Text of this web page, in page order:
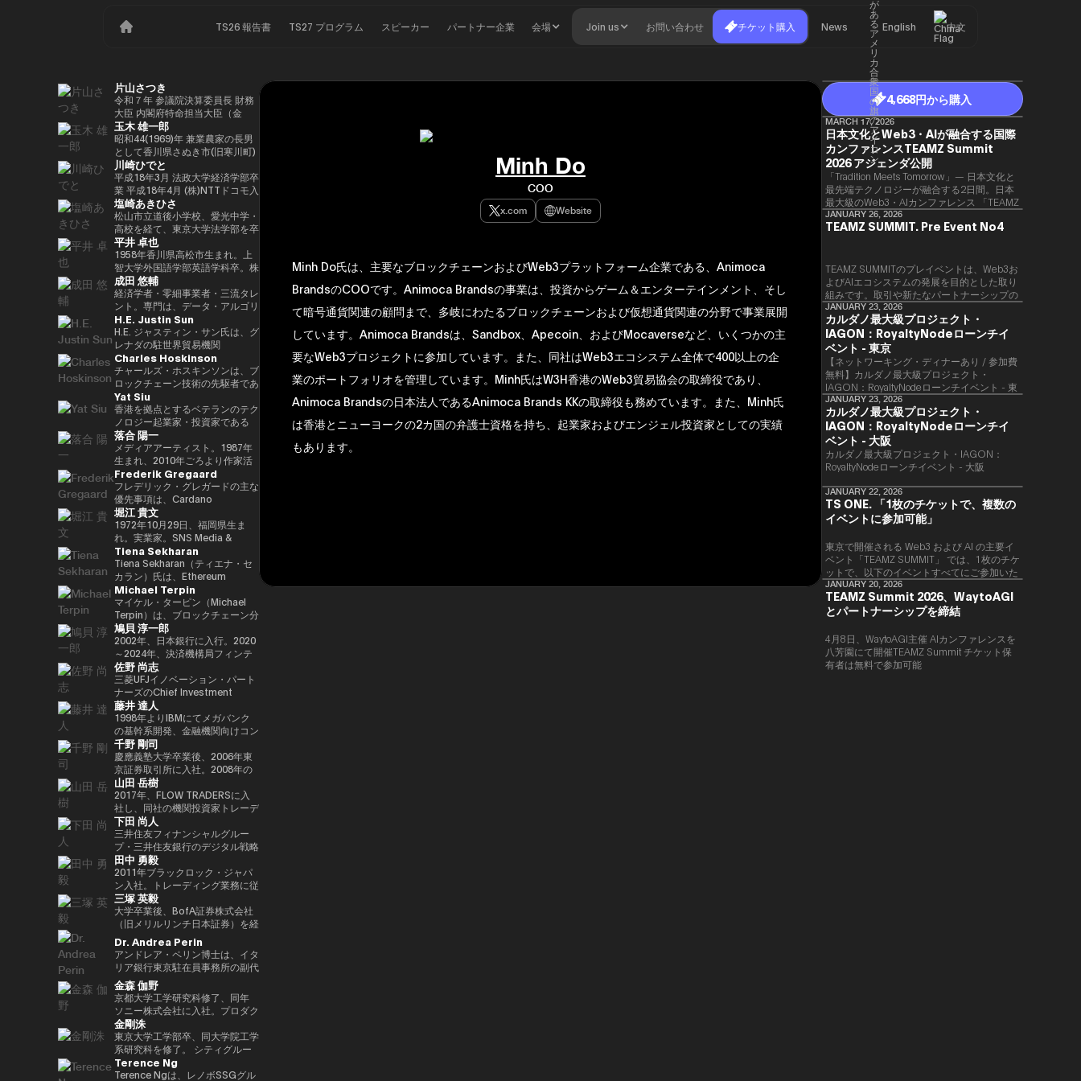
TS26 報告書 TS27 プログラム スピーカー パートナー企業 会場 Join us お問い合わせ チケット購入 News English 中文
片山さつき
令和７年 参議院決算委員長 財務
大臣 内閣府特命担当大臣（金
融） 租税特別措置・補助金見直
し担当 （高市内閣）
玉木 雄一郎
昭和44(1969)年 兼業農家の長男
として香川県さぬき市(旧寒川町)
に生まれる 昭和63(1988)年 高松
高校卒業 平成5(1993)年 東京大
学法学部卒業、同年大蔵省入省
※1 平成9(1997)年 米国ハーバー
ド大学大学院(ケネディースクー
ル)修了 平成17(2005)年 財務省を
退職し、第44回衆院選に立候
補。70,177票を得るも惜敗 平成
21(2009)年 4年間の浪人生活を経
て、第45回衆院選で109,863票を
得て初当選 平成24(2012)年 第46
回衆院選で79,153票を得て2期目
当選 平成26(2014)年 第47回衆院
選で78,797票を得て3期目当選 平
成28(2016)年 民進党代表選に出
馬。党幹事長代理を拝命 平成
29(2017)年 第48回衆院選で
82,345票を得て4期目当選(希望
の党公認、香川2区) 希望の党共
同代表選に出馬。希望の党代表
(11月〜) 平成30(2018)年 国民民
主党共同代表(5月~9月) 国民民主
党代表(9月~) 令和2(2020)年 分党
を経て新国民民主党設立、代表に
就任(9月) 令和3(2021)年 第49回
衆院選で94,530票を得て5期目当
選 令和6(2024)年 第50回衆院選
で89,899票を得て6期目当選
2025.05.01 現在 ※1 1993年4月
~2005年8月 大蔵省(現・財務省)
在職 1997年7月~1999年6月 外務
省出向(中近東第一課) 2000年7月
~2001年6月 金融庁 証券取引等監
視委員会 2001年7月~2002年6月
国税庁 大阪国税局総務課長 2002
年7月~2005年6月 内閣府出向(特
命担当大臣秘書専門官) 2005年7
月~2005年8月 財務省主計局主査
川崎ひでと
平成18年3月 法政大学経済学部卒
業 平成18年4月 (株)NTTドコモ入
社 平成29年8月 衆議院議員川崎
二郎秘書 令和3年10月 第49回衆
議院議員総選挙において初当選
令和6年10月 第50回衆議院議員
総選挙において2期目の当選 令和
6年11月 総務大臣政務官（第二次
石破内閣） 令和7年10月 デジタ
ル大臣政務官、内閣府大臣政務官
（第1次高市内閣） 令和8年2月
デジタル大臣政務官、内閣府大臣
政務官（第2次高市内閣）
塩崎あきひさ
松山市立道後小学校、愛光中学・
高校を経て、東京大学法学部を卒
業後、長島・大野・常松法律事務
所のパートナー弁護士。 2021
年、衆議院総選挙（愛媛1区）に
て初当選。元厚労大臣政務官。党
内では、副幹事長を経験した後、
国会対策副委員長に就任。インテ
リジェンス戦略本部、科学技術イ
ノベーション戦略本部、AI・
Web3小委員会の各事務局長。
平井 卓也
1958年香川県高松市生まれ。上
智大学外国語学部英語学科卒。株
式会社電通、西日本放送代表取締
役社長等を経て、2000年、第42
回衆議院選挙で初当選。以来、連
続10回当選。自民党経産・総務
部会長、政務調査会副会長、内閣
府（IT担当）大臣政務官、国土交
通副大臣、内閣常任委員長等を歴
任し、自民党IT戦略特命委員会委
員長として、自民党のIT政策を主
導。平成30年10月第4次安倍改造
内閣にてIT担当大臣、内閣府特命
担当(科学技術・知的財産戦略・
クールジャパン戦略・宇宙政策)
大臣就任。令和2年菅内閣にてデ
ジタル改革担当大臣就任。令和3
年初代デジタル大臣就任。現在、
デジタル社会推進本部長。
成田 悠輔
経済学者・零細事業者・三流タレ
ント。専門は、データ・アルゴリ
ズム・ポエム・思想を組み合わせ
たビジネスと公共政策の想像とデ
ザイン。多分野の学術誌・学会に
研究を発表、多くの企業や自治体
と共同事業を行う。報道・討論・
お笑い・アート・ファッションな
ど多様な動画や雑誌の企画や出演
にも関わる。著書『22世紀の資
本主義：やがてお金は絶滅する』
『22世紀の民主主義：選挙はア
ルゴリズムになり、政治家はネコ
になる』、番組「成田悠輔と愛す
べき非生産性の世界」「夜明け前
のPLAYERS」「成田悠輔の聞か
れちゃいけない話」「walk」
「書く気がおきない」など。
H.E. Justin Sun
H.E. ジャスティン・サン氏は、グ
レナダの駐世界貿易機関
（WTO）大使および元常駐代表
であり、世界をリードするブロッ
クチェーンおよびDAOである
TRON の創設者、さらに世界最
大級の暗号資産取引所の一つ
HTX のアドバイザーを務めてい
ます。 アリババ創業者ジャッ
ク・マー氏の薫陶を受けた人物と
しても知られ、2025年4月には、
グローバルなデジタル資産業界で
最も著名かつ影響力のある人物の
一人として Forbes誌 の表紙を飾
りました。 また、Forbes「30
Under 30（コンシューマー・テ
クノロジー部門）」に複数回選出
されるなど、国際的に高い評価を
受けています。 2025年8月に
は、Blue Origin の NS-34ミッシ
ョン に搭乗し、世界で712人目の
宇宙飛行士として宇宙へ渡航しま
した。 その関心分野は、テクノ
ロジー、投資、アート、慈善活
動、ゲーム、そして宇宙探査に及
びます。
Charles Hoskinson
チャールズ・ホスキンソンは、ブ
ロックチェーン技術の先駆者であ
り、分散型プラットフォーム「カ
ルダノ（Cardano）」の創設者
です。元々はイーサリアムの共同
創設者の一人でもあり、数理論理
学と暗号学に強い背景を持ってい
ます。カルダノは学術的な研究と
ピアレビューに基づいて開発され
たことが特徴で、金融包摂とスマ
ートコントラクトの普及を目指し
ています。現在はInput Output
Global（IOG）のCEOとしてカ
ルダノの技術開発を主導していま
す。
Yat Siu
香港を拠点とするベテランのテク
ノロジー起業家・投資家である
Yat Siu氏は、Animoca Brands
の共同創業者兼エグゼクティブ・
チェアマンです。Animoca
Brandsは、世界的なブロックチ
ェーンおよびゲーム分野のリーダ
ー企業であり、世界中のゲーマー
やインターネット利用者にデジタ
ル上の財産権を提供することを使
命としています。これにより、新
たな資産クラス、Play-and-Earn
経済、そしてオープン・メタバー
スの構築に寄与する、より公平な
デジタルの枠組みの実現を目指し
ています。 Yat氏は1990年に
Atari Germanyでキャリアをスタ
ートさせました。1995年には香
港に移り、アジア初の無料ウェブ
ページおよび無料メールサービス
提供企業であるHong Kong
Cybercity/Freenationを設立し
ました。1998年には、多言語対
応のホワイトラベルWebサービ
スの先駆者として高く評価された
Outblazeを設立しました。2009
年にはOutblazeのメッセージン
グ事業をIBMに売却し、その後
Outblazeを、デジタルエンター
テインメント分野のサービスや製
品を開発するプロジェクトや企業
を育成するインキュベーターへと
転換しました。そのインキュベー
ト企業のひとつが、2014年に設
立されたAnimoca Brandsです。
2017年には、従来の教育システ
ムではあまり重視されてこなかっ
た発散的思考やデザイン思考など
のスキルを育む放課後型デジタル
ラボ、Dalton Learning Labを設
立しました。また、テクノロジー
における社会的意義のある課題を
研究するOutblazeのリサーチ部
門、ThinkBlazeの創設者でもあ
ります。 2018年以降、Yat氏は
ゲーム業界におけるブロックチェ
ーンおよびNFT（非代替性トーク
ン）の活用を早期から提唱してき
ました。これにより、ゲーマーは
ゲーム内資産やデータ、ひいては
価値そのものを真に所有できるよ
うになると考えられています。分
散型アプリケーションとデジタル
落合 陽一
メディアアーティスト。1987年
生まれ、2010年ごろより作家活
動を始める。境界領域における物
化や変換、質量への憧憬をモチー
フに作品を展開。筑波大学/東京
大学准教授、2025年日本国際博
覧会（大阪・関西万博）テーマ事
業プロデューサー。写真集「質量
への憧憬（amana・2019）」
NFT作品「Re-Digitalization of
Waves(foundation・2021)」な
ど。2016年PrixArsElectronica栄
誉賞 、EUよりSTARTSPrize受
賞、
2019SXSWCreativeExperienceARROWAwards
受賞。Apollo Magazine 40
UNDER 40 ART andTECH、
Asia Digital Art Award優秀賞、
文化庁メディア芸術祭アート部門
審査委員会推薦作品多数。
Frederik Gregaard
フレデリック・グレガードの主な
優先事項は、Cardano
Foundation における導入戦略を
推進し、各ミッションの統合およ
び実行を主導するとともに、
Cardano を活用した包括的かつ
公平な成長を実現するための迅速
な価値創出を可能にすることで
す。 同財団に参画する以前は、
スイスおよびスカンジナビア諸国
において17年以上にわたり、プ
ロフェッショナルサービスおよび
金融業界に従事し、資本市場、デ
ジタル資産運用、プライベートバ
ンキング、トレーディング・イン
フラストラクチャー分野に注力し
てきました。
堀江 貴文
1972年10月29日、福岡県生ま
れ。実業家。SNS Media &
Consulting株式会社 ファウンダ
ー。 現在はロケット開発や、ア
プリのプロデュース、また予防医
療普及協会として予防医療を啓蒙
する等 様々な分野で活動する。
会員制オンラインサロン『堀江貴
文イノベーション大学校
（HIU）』では、700名近い会員
とともに多彩なプロジェクトを展
開している。
http://salon.horiemon.com 著
書 『金を使うならカラダに使
え。』『ＣｈａｔＧＰＴ ｖｓ．
未来のない仕事をする人たち』
『２０３５ １０年後のニッポ
ン ホリエモンの未来予測大全』
など
Tiena Sekharan
Tiena Sekharan（ティエナ・セ
カラン）氏は、Ethereum
Foundationのアジア太平洋
（APAC）地域におけるHead of
Institutionsを務めており、エン
タープライズ分野での導入推進を
通じてEthereumエコシステムの
発展をリードしています。 キャ
リアは伝統的な金融業界からスタ
ートし、Lehman Brothers、
BNP Paribas、JPMorganなどで
要職を歴任しました。 Ethereum
Foundation参画前は、
JPMorganのブロックチェーン部
門であるKinexysに所属し、JPM
CoinやTokenized Depositsなど
のプロダクト推進を担当していま
した。
Michael Terpin
マイケル・ターピン（Michael
Terpin）は、ブロックチェーン分
野の投資およびアドバイザリー会
社 Transform Ventures の創業者
兼CEOであり、また Supercycle
Genesis Partners, LP のCEO兼
最高投資責任者（CIO）を務めて
いる。同ファンドは、ビットコイ
ン専業としては世界初のアルゴリ
ズム型暗号資産ヘッジファンドで
あり、各サイクルの高値でビット
コインを売却し、底値でより多く
を買い戻すという投資仮説を掲げ
ている。 ターピンは35年以上に
わたり連続起業家および投資家と
して活躍してきた、極めて経験豊
富なエグゼクティブであり、数多
くの成功したイグジットを実現し
てきた。その実績を背景に、プエ
ルトリコを拠点とするファミリー
オフィス Transform Capital を
設立している。 また、ビットコ
インの初期投資家かつ思想的リー
ダー（thought leader）として
も知られ、Ethereum や Tether
を含む主要ブロックチェーンプロ
ジェクトの初期マーケティングお
よびアドバイザリーに関与した人
物である。こうした功績から、
CNBC により「クリプト界のゴ
ッドファーザー（the Godfather
of Crypto）」と称されている。
2013年には BitAngels を、2014
年には BitAngels Fund 1 を共同
設立。同ファンドは、イーサリア
ムのクラウドセールにおいて、1
トークン30セントという価格で
100万ドルを投資したことで知ら
鳩貝 淳一郎
2002年、日本銀行に入行。2020
～2024年、決済機構局フィンテ
ックグループ長。2024〜2025
年、FinTech副センター長、デジ
タル通貨検証グループ長。2025
年7月より出向し、現職。2025年
4月より東京大学大学院経済学研
究科CARF招聘研究員。 訳書に
『ビットコインとブロックチェー
ン：暗号通貨を支える技術』
（NTT出版）、『マスタリン
グ・イーサリアム ―スマートコ
ントラクトとDAppの構築』（オ
ライリージャパン）など。共著に
『Web3の未解決問題』（日経
BP）、『Web3・暗号資産 13
人の未来予測』（朝日新聞出
版）。
佐野 尚志
三菱UFJイノベーション・パート
ナーズのChief Investment
Officerとして、AUM 800億円の
ファンドにおいて日・米・アジア
を中心にスタートアップ出資と事
業開発の責任者を担う。MUIP参
画以前は独立系VCのGlobal
Brainにて、国内外スタートアッ
プ投資やCVCの運営に従事。そ
れ以前はソニーにて、技術投資や
JV設立等の新規事業プロジェク
トのファイナンス、またリテール
エナジー事業のカテゴリー責任者
として、海外事業を運営。
藤井 達人
1998年よりIBMにてメガバンク
の基幹系開発、金融機関向けコン
サル業務に従事。 Microsoftを経
てMUFGのイノベーション事業に
参画しDXプロジェクトをリー
ド。 auフィナンシャルホールデ
ィングスにて執行役員チーフデジ
タルオフィサー兼IT統括部長、
Microsoftで業務執行役員 金融イ
ノベーション本部長を務めた後、
現職。 一般社団法人
FINOVATORS設立。2021年より
日本ブロックチェーン協会理事就
任。同志社大卒、東大EMP第17
期修了。
千野 剛司
慶應義塾大学卒業後、2006年東
京証券取引所に入社。2008年の
金融危機以降、債務不履行管理プ
ロセスの改良プロジェクトに参画
し、日本証券クリアリング機構に
てOTCデリバティブ（クレジッ
ト・デフォルト・スワップおよび
金利スワップ）の清算プロジェク
トを主導するとともに、日本取引
所グループの清算決済分野の経営
企画を担当。2016年より
PwCJapanのCEO Office（経営
企画）にて、リーダーシップチー
ムの戦略的な議論をサポート。
2018年7月、世界的な暗号資産取
引所であるKrakenを運営する
Payward, Inc.（米国）に入社
し、金融庁登録に貢献。2020年3
月より同社日本代表就任。 2022
年7月Binance日本代表に就任。
オックスフォード大学経営学修士
（MBA）修了。
山田 岳樹
2017年、FLOW TRADERSに入
社し、同社の機関投資家トレーデ
ィング部門にて、シンガポールお
よび香港支社を拠点にアジアの機
関投資家とのブロック取引を担
当。ETFを中心に外国債券や暗号
資産を含む幅広いプロダクトにお
いて機関投資家に流動性を提供す
る。また日本国内の証券会社、運
用会社、取引所・交換所、電子取
引プラットフォームとのビジネス
開発を担当し、同社の日本関連の
ビジネス全般に携わる。 FLOW
TRADERSは東京証券取引所の
Best Market Makerとして毎年表
彰されるとともに、暗号資産等の
デジタルアセットや海外の暗号資
産ETFも積極的にマーケットメイ
クを行い、上場企業である同社は
伝統金融とデジタルアセット業界
の懸け橋としての強みを持つ。
下田 尚人
三井住友フィナンシャルグルー
プ・三井住友銀行のデジタル戦略
部 部長。デジタルアセットに関
するSMBCグループの取り組みを
取りまとめ。 2025年6月まで日
本銀行決済機構局参事役。決済機
構局では、新しい技術を使った決
済高度化プロジェクトの企画・推
進（Project Agora等）、AIの金
融システムへの影響に関する国際
的検討等に従事。また、BIS決済
市場インフラ委員会（CPMI）、
G7デジタル決済専門家グループ
（2023年共同議長）、金融安定
委員会（FSB）イノベーションネ
ットワーク、BIS・中央銀行
CBDCグループなど、国際的な政
策協議体にも幅広く従事。 日本
銀行では、他に長崎支店長、香港
事務所長、金融機構局国際課長
田中 勇毅
2011年ブラックロック・ジャパ
ン入社。トレーディング業務に従
事後、2024年3月よりブラックロ
ック・グローバル・マーケッツ部
長としてトレーディング、セキュ
リティーズ・レンディング、キャ
ッシュ・マネジメントを統括。ま
たデジタル戦略の分野においても
日本にて従事。2025年1月よりグ
ローバル・プロダクト・ソリュー
ション部を兼務し、同部内でトラ
ンジション・マネジメントを統
括。
三塚 英毅
大学卒業後、BofA証券株式会社
（旧メリルリンチ日本証券）を経
て、BNPパリバ証券株式会社にて
複数の役職を経た後、グローバル
マーケッツ統括本部COOに就
任。Web3企業の Animoca
Brands 株式会社にて創業時より
COOとして参画した後、2024年
3月より現職。
Dr. Andrea Perin
アンドレア・ペリン博士は、イタ
リア銀行東京駐在員事務所の副代
表です。この職務において、日
本、韓国、台湾、オーストラリ
ア、ニュージーランドにおける経
済政策論議ならびにマクロ経済・
金融動向の分析を担当していま
す。また、現地の金融・監督当
局、機関投資家、ビジネスコミュ
ニティとの対話を通じて、イタリ
金森 伽野
京都大学工学研究科修了、同年
ソニー株式会社に入社。プロダク
ト設計開発・商品企画・マーケテ
ィング業務に従事。その後、ネッ
ト証券でフィンテック新規事業立
ち上げ、カスタマーエクスペリエ
ンス、CX戦略推進などを経験。
金剛洙
東京大学工学部卒、同大学院工学
系研究科を修了。 シティグルー
プ証券株式会社に入社し、日本国
債・金利デリバティブのトレーデ
Terence Ng
Terence Ngは、レノボSSGグル
Minh Do
COO
x.com Website
Minh Do氏は、主要なブロックチェーンおよびWeb3プラットフォーム企業である、Animoca
BrandsのCOOです。Animoca Brandsの事業は、投資からゲーム＆エンターテインメント、そし
て暗号通貨関連の顧問まで、多岐にわたるブロックチェーンおよび仮想通貨関連の分野で事業展開
しています。Animoca Brandsは、Sandbox、Apecoin、およびMocaverseなど、いくつかの主
要なWeb3プロジェクトに参加しています。また、同社はWeb3エコシステム全体で400以上の企
業のポートフォリオを管理しています。Minh氏はW3H香港のWeb3貿易協会の取締役であり、
Animoca Brandsの日本法人であるAnimoca Brands KKの取締役も務めています。また、Minh氏
は香港とニューヨークの2カ国の弁護士資格を持ち、起業家およびエンジェル投資家としての実績
もあります。
4,668円から購入
MARCH 17, 2026
日本文化とWeb3・AIが融合する国際
カンファレンスTEAMZ Summit
2026 アジェンダ公開
「Tradition Meets Tomorrow」— 日本文化と
最先端テクノロジーが融合する2日間。日本
最大級のWeb3・AIカンファレンス 「TEAMZ
Summit 2026」 が、2026年4月7日・8日に
東京・八芳園にて開催されます。今年のテー
る、特別な2日間となります。このたび、公
式アジェンダが公開されました。（※登壇者
のスケジュール等の都合により、開催までに
内容が変更となる可能性があります。）
JANUARY 26, 2026
TEAMZ SUMMIT. Pre Event No4
TEAMZ SUMMITのプレイベントは、Web3お
よびAIエコシステムの発展を目的とした取り
組みです。​取引や新たなパートナーシップの
90％以上が対面で生まれることから、
TEAMZでは本イベント前に定員制の交流会
を開催し、リラックスした雰囲気の中で質の
高いネットワーキングを促進しています。
JANUARY 23, 2026
カルダノ最大級プロジェクト・
IAGON：RoyaltyNodeローンチイ
ベント - 東京
【ネットワーキング・ディナーあり / 参加費
無料】カルダノ最大級プロジェクト・
IAGON：RoyaltyNodeローンチイベント - 東
京
JANUARY 23, 2026
カルダノ最大級プロジェクト・
IAGON：RoyaltyNodeローンチイ
ベント - 大阪
​カルダノ最大級プロジェクト・IAGON：
RoyaltyNodeローンチイベント - 大阪
JANUARY 22, 2026
TS ONE. 「1枚のチケットで、複数の
イベントに参加可能」
東京で開催される Web3 および AI の主要イ
ベント「TEAMZ SUMMIT」 では、1枚のチケ
ットで、以下のイベントすべてにご参加いた
だけます。
JANUARY 20, 2026
TEAMZ Summit 2026、WaytoAGI
とパートナーシップを締結
4月8日、WaytoAGI主催 AIカンファレンスを
八芳園にて開催TEAMZ Summit チケット保
有者は無料で参加可能